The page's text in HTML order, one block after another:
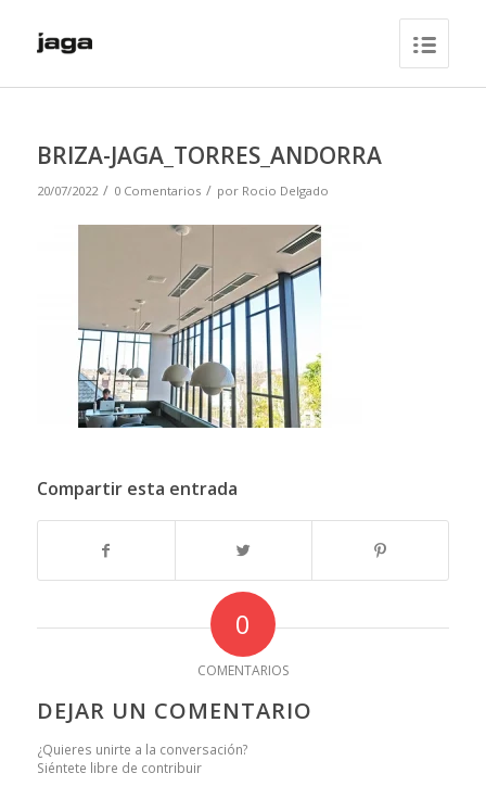
BRIZA-JAGA_TORRES_ANDORRA
20/07/2022 / 0 Comentarios / por Rocio Delgado
Compartir esta entrada
0
COMENTARIOS
DEJAR UN COMENTARIO
¿Quieres unirte a la conversación?
Siéntete libre de contribuir